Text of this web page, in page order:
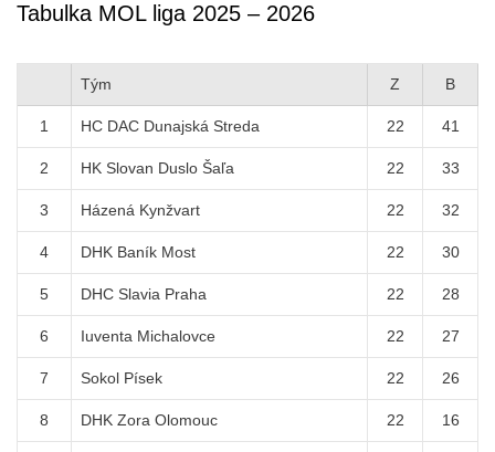
Tabulka MOL liga 2025 – 2026
Tým Z B
1 HC DAC Dunajská Streda 22 41
2 HK Slovan Duslo Šaľa 22 33
3 Házená Kynžvart 22 32
4 DHK Baník Most 22 30
5 DHC Slavia Praha 22 28
6 Iuventa Michalovce 22 27
7 Sokol Písek 22 26
8 DHK Zora Olomouc 22 16